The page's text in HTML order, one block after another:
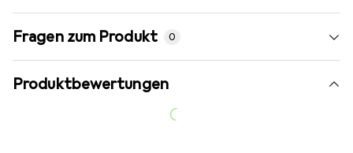
Fragen zum Produkt 0
Produktbewertungen